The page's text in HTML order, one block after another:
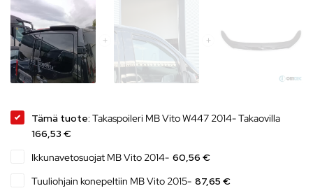
Tämä tuote: Takaspoileri MB Vito W447 2014- Takaovilla
166,53 €
Ikkunavetosuojat MB Vito 2014- 60,56 €
Tuuliohjain konepeltiin MB Vito 2015- 87,65 €